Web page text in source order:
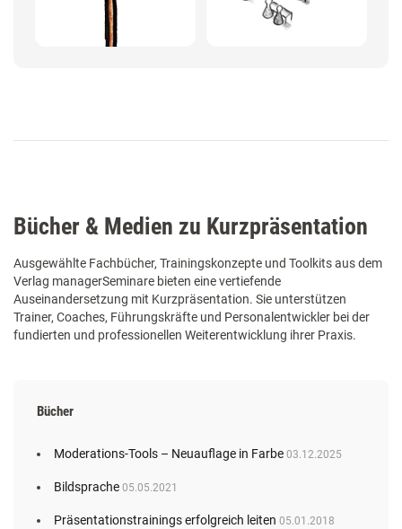
Bücher & Medien zu Kurzpräsentation
Ausgewählte Fachbücher, Trainingskonzepte und Toolkits aus dem
Verlag managerSeminare bieten eine vertiefende
Auseinandersetzung mit Kurzpräsentation. Sie unterstützen
Trainer, Coaches, Führungskräfte und Personalentwickler bei der
fundierten und professionellen Weiterentwicklung ihrer Praxis.
Bücher
Moderations-Tools – Neuauflage in Farbe 03.12.2025
Bildsprache 05.05.2021
Präsentationstrainings erfolgreich leiten 05.01.2018